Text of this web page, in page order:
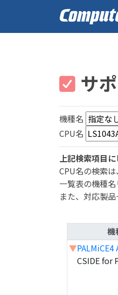
サ
機種名
CPU名
上記検索項目に
CPU名の検索
一覧表の機種
また、対応製
機
▼
CSIDE for